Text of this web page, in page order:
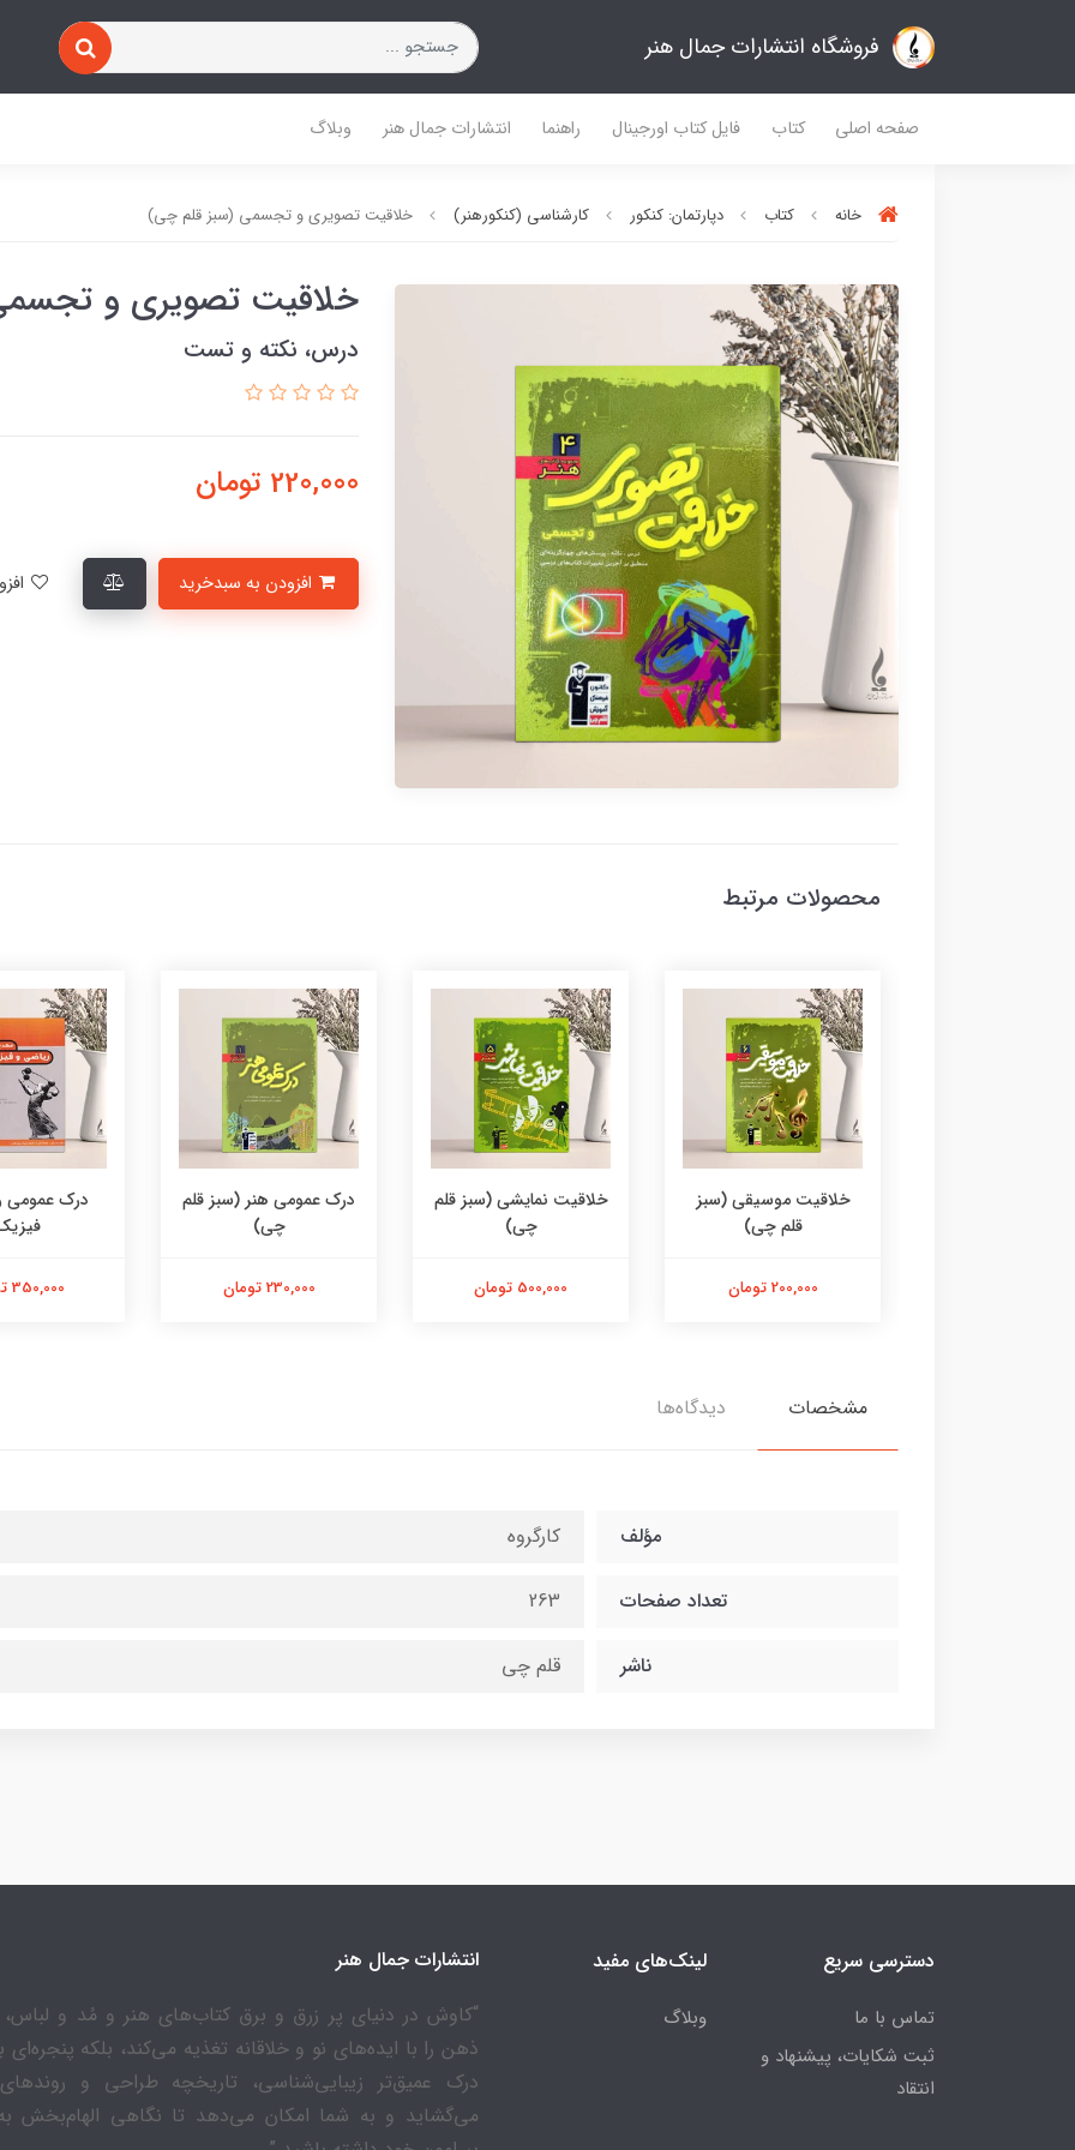
فروشگاه انتشارات جمال هنر
صفحه اصلی کتاب فایل کتاب اورجینال راهنما انتشارات جمال هنر وبلاگ
خانه کتاب دپارتمان: کنکور کارشناسی (کنکورهنر) خلاقیت تصویری و تجسمی (سبز قلم چی)
خلاقیت تصویری و
درس، نکته و تست
220,000 تومان
محصولات مرتبط
خلاقیت موسیقی (سبز
قلم چی)
200,000 تومان
خلاقیت نمایشی (سبز قلم
چی)
500,000 تومان
درک عمومی هنر (سبز قلم
چی)
230,000 تومان
درک عمومی
350,000 تومان
مشخصات دیدگاه‌ها
مؤلف کارگروه
تعداد صفحات 263
ناشر قلم چی
دسترسی سریع
تماس با ما
ثبت شکایات، پیشنهاد و
انتقاد
لینک‌های مفید
وبلاگ
انتشارات جمال هنر
“کاوش در دنیای پر زرق و برق کتاب‌های هنر و مُد و لباس،
ذهن را با ایده‌های نو و خلاقانه تغذیه می‌کند، بلکه
درک عمیق‌تر زیبایی‌شناسی، تاریخچه طراحی و
می‌گشاید و به شما امکان می‌دهد تا نگاهی الهام‌بخش